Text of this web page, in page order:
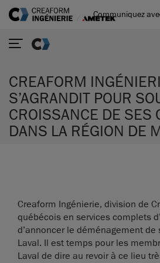
Communiquez
CREAFORM
S’AGRANDIT POUR
CROISSANCE DE SES
DANS LA RÉGION DE
Creaform Ingénierie, division de
québécois en services complets
d’annoncer le déménagement de
Laval. Il est temps pour les
Laval de dire au revoir à ce lieu